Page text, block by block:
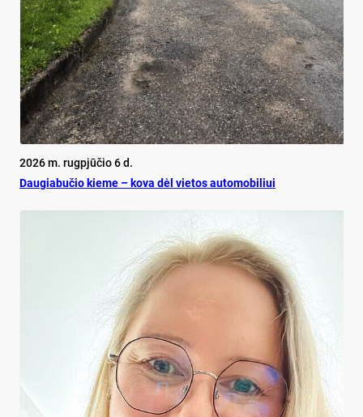
2026 m. rugpjūčio 6 d.
Dau­gia­bu­čio kie­me – ko­va dėl vie­tos au­to­mo­bi­liui